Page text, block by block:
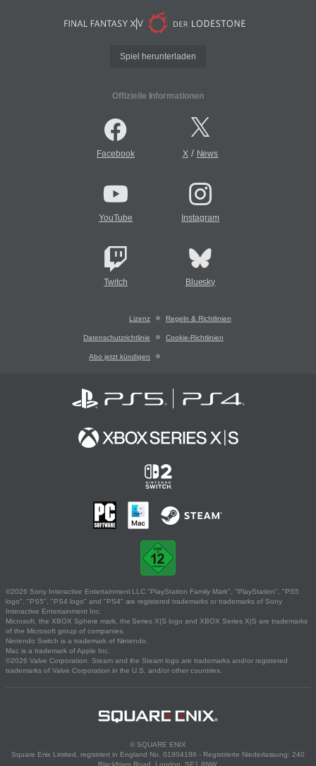
Spiel herunterladen
Offizielle Informationen
Facebook X/ News
YouTube Instagram
Twitch Bluesky
Lizenz Regeln & Richtlinien
Datenschutzrichtlinie Cookie-Richtlinien
Abo jetzt kündigen
©2026 Sony Interactive Entertainment LLC."PlayStation Family Mark", "PlayStation", "PS5
logo", "PS5", "PS4 logo" and "PS4" are registered trademarks or trademarks of Sony
Interactive Entertainment Inc.
Microsoft, the XBOX Sphere mark, the Series X|S logo and XBOX Series X|S are trademarks
of the Microsoft group of companies.
Nintendo Switch is a trademark of Nintendo.
Mac is a trademark of Apple Inc.
©2026 Valve Corporation. Steam and the Steam logo are trademarks and/or registered
trademarks of Valve Corporation in the U.S. and/or other countries.
© SQUARE ENIX
Square Enix Limited, registriert in England No. 01804186 - Registrierte Niederlassung: 240
Blackfriars Road, London, SE1 8NW.